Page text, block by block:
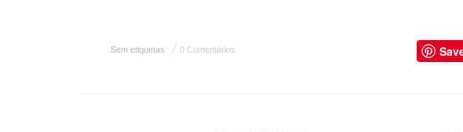
Sem etiquetas 0 Comentários